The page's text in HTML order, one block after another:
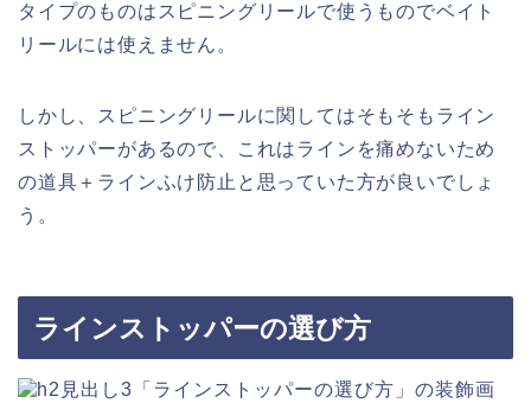
タイプのものはスピニングリールで使うものでベイト
リールには使えません。
しかし、スピニングリールに関してはそもそもライン
ストッパーがあるので、これはラインを痛めないため
の道具＋ラインふけ防止と思っていた方が良いでしょ
う。
ラインストッパーの選び方